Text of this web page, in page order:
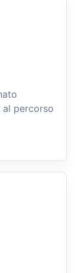
al percorso